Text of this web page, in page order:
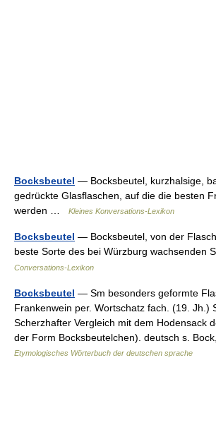
Bocksbeutel — Bocksbeutel, kurzhalsige,
gedrückte Glasflaschen, auf die die besten
werden …
Kleines Konversations-Lexikon
Bocksbeutel — Bocksbeutel, von der
beste Sorte des bei Würzburg wachsenden
Conversations-Lexikon
Bocksbeutel — Sm besonders geformte
Frankenwein per. Wortschatz fach. (19. Jh.)
Scherzhafter Vergleich mit dem Hodensack
der Form Bocksbeutelchen). deutsch s.
Etymologisches Wörterbuch der deutschen sprache